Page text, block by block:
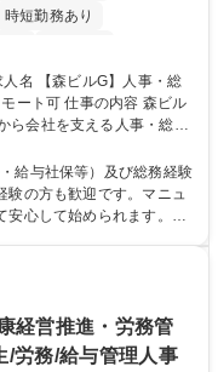
時短勤務あり
近5分以内 土日祝休み
容 森ビル
ら会社を支える人事・総務
よく担当し、ゆくゆくは制
環境です。 ■勤怠管
労務管理全般 ■入退社手続
務 ■社内イベントの企画
心して成長できます。 募
休120日◆残業少なめ◆
給与社保等）及び総務経験
験の方も歓迎です。マニュ
心して始められます。
度をダイレクトに実感で
ークライフバランスを保
い経験を活かし、長期的な
を全力で応援します。 学
高校 語学力： 資格：日商
経営推進・労務管
/労務/給与管理人事